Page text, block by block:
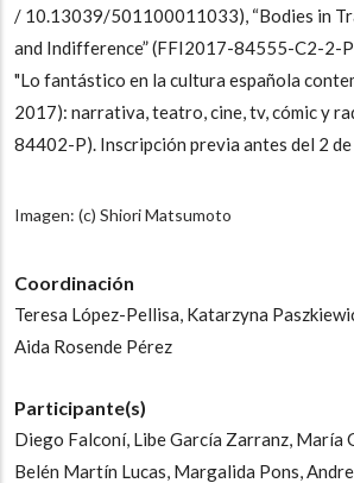
/ 10.13039/501100011033), “Bodies in
and Indifference” (FFI2017-84555-C2-2-
"Lo fantástico en la cultura española
2017): narrativa, teatro, cine, tv, cómic y
84402-P). Inscripción previa antes del 2 de
Imagen: (c) Shiori Matsumoto
Coordinación
Teresa López-Pellisa, Katarzyna
Aida Rosende Pérez
Participante(s)
Diego Falconí, Libe García Zarranz, María
Belén Martín Lucas, Margalida Pons,